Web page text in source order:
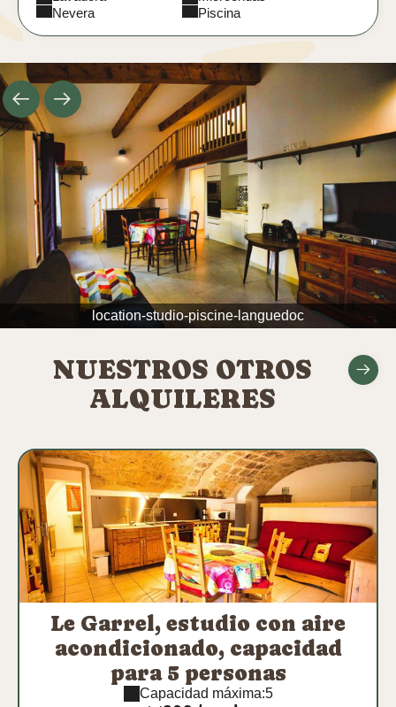
Nevera
Piscina
Salón de jardín
Secador de pelo
Televisor de pantalla
plana
Terraza privada
location-studio-piscine-languedoc
NUESTROS OTROS
ALQUILERES
Le Garrel, estudio con aire
acondicionado, capacidad
para 5 personas
Capacidad máxima:5